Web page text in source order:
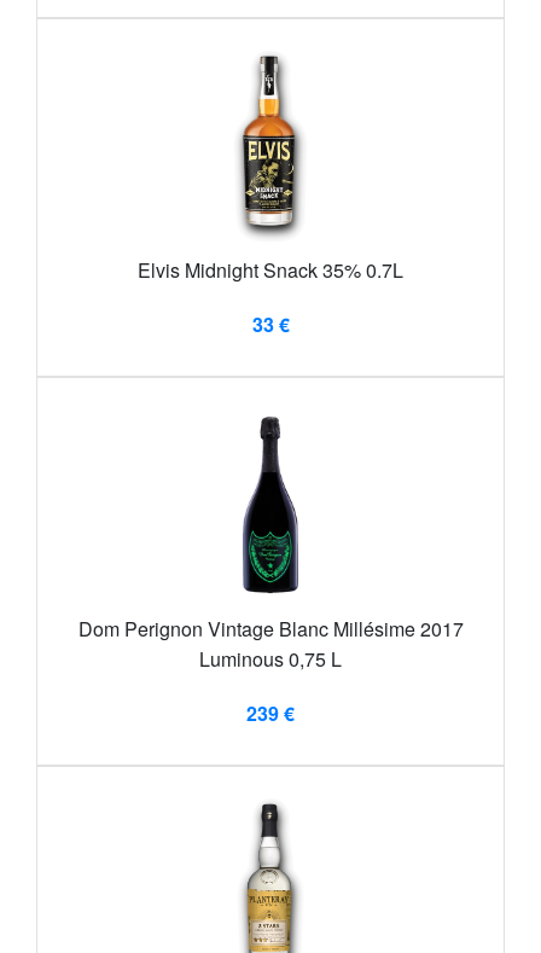
Elvis Midnight Snack 35% 0.7L
33 €
Dom Perignon Vintage Blanc Millésime 2017
Luminous 0,75 L
239 €